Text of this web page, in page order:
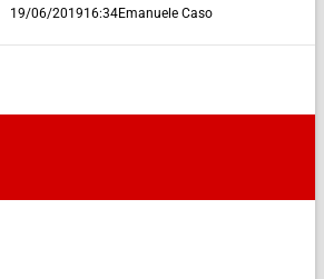
19/06/201916:34Emanuele Caso